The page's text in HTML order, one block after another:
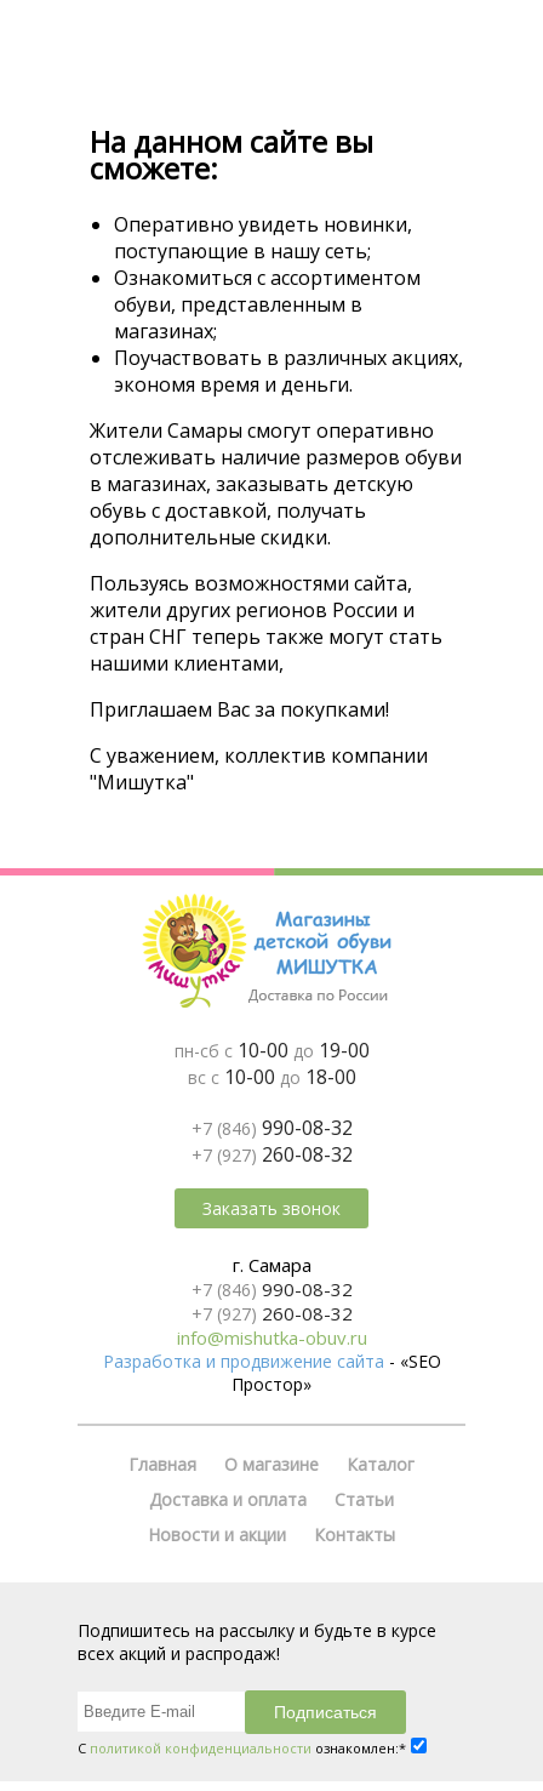
На данном сайте вы
сможете:
Оперативно увидеть новинки,
поступающие в нашу сеть;
Ознакомиться с ассортиментом
обуви, представленным в
магазинах;
Поучаствовать в различных акциях,
экономя время и деньги.
Жители Самары смогут оперативно
отслеживать наличие размеров обуви
в магазинах, заказывать детскую
обувь с доставкой, получать
дополнительные скидки.
Пользуясь возможностями сайта,
жители других регионов России и
стран СНГ теперь также могут стать
нашими клиентами,
Приглашаем Вас за покупками!
С уважением, коллектив компании
"Мишутка"
пн-сб с 10-00 до 19-00
вс с 10-00 до 18-00
+7 (846) 990-08-32
+7 (927) 260-08-32
Заказать звонок
г. Самара
+7 (846) 990-08-32
+7 (927) 260-08-32
info@mishutka-obuv.ru
Разработка и продвижение сайта - «SEO
Простор»
Главная О магазине
Каталог
Доставка и оплата
Статьи
Новости и акции
Контакты
Подпишитесь на рассылку и будьте в курсе
всех акций и распродаж!
С политикой конфиденциальности ознакомлен:*